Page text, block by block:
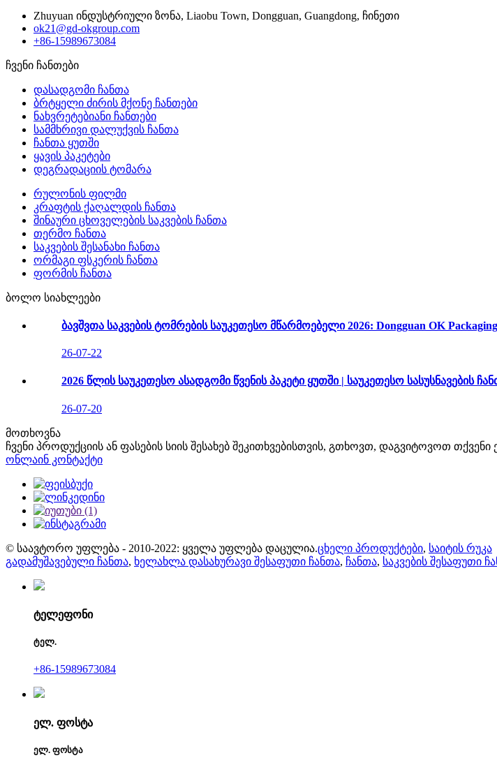
Zhuyuan ინდუსტრიული ზონა, Liaobu Town, Dongguan, Guangdong, ჩინეთი
ok21@gd-okgroup.com
+86-15989673084
ჩვენი ჩანთები
დასადგომი ჩანთა
ბრტყელი ძირის მქონე ჩანთები
ნახვრეტებიანი ჩანთები
სამმხრივი დალუქვის ჩანთა
ჩანთა ყუთში
ყავის პაკეტები
დეგრადაციის ტომარა
რულონის ფილმი
კრაფტის ქაღალდის ჩანთა
შინაური ცხოველების საკვების ჩანთა
თერმო ჩანთა
საკვების შესანახი ჩანთა
ორმაგი ფსკერის ჩანთა
ფორმის ჩანთა
ბოლო სიახლეები
ბავშვთა საკვების ტომრების საუკეთესო მწარმოებელი 2026: Dongguan OK
26-07-22
2026 წლის საუკეთესო ასადგომი წვენის პაკეტი ყუთში | საუკეთესო სასუსნავების
26-07-20
მოთხოვნა
ჩვენი პროდუქციის ან ფასების სიის შესახებ შეკითხვებისთვის, გთხოვთ, დაგვიტოვოთ
ონლაინ კონტაქტი
© საავტორო უფლება - 2010-2022: ყველა უფლება დაცულია.ცხელი პროდუქტები, საიტის რუკა
გადამუშავებული ჩანთა, ხელახლა დასახურავი შესაფუთი ჩანთა, ჩანთა, საკვების შესაფუთი
ტელეფონი
ტელ.
+86-15989673084
ელ. ფოსტა
ელ. ფოსტა